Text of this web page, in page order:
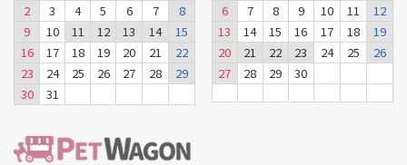
2
3 4 5 6 7
8
9
10 11 12 13 14
15
16
17 18 19 20 21
22
23
24 25 26 27 28
29
30
31
6
7 8 9 10 11
12
13
14 15 16 17 18
19
20
21 22 23 24 25
26
27
28 29 30